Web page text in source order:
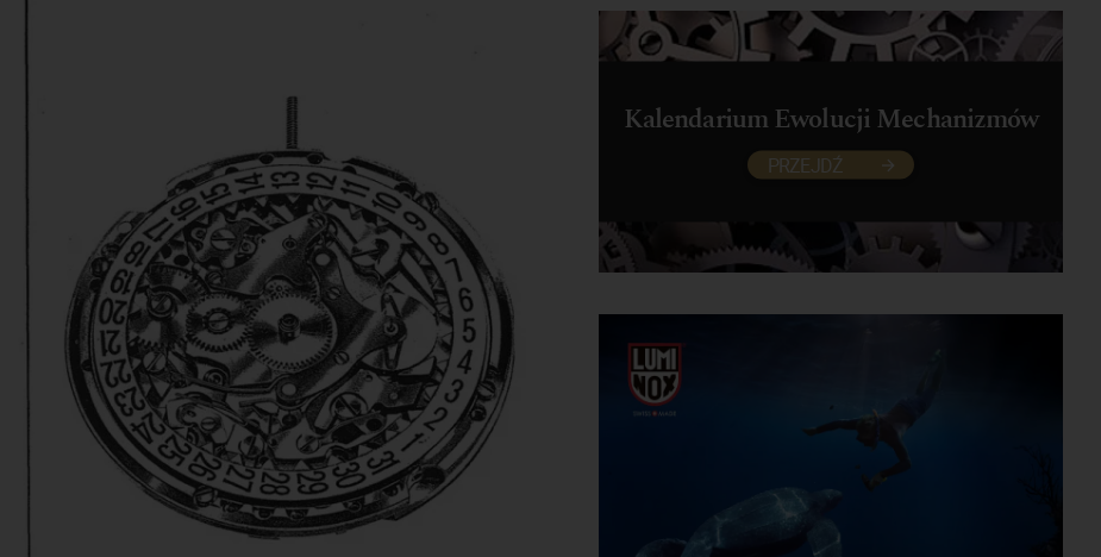
Kalendarium Ewolucji Mechanizmów
PRZEJDŹ